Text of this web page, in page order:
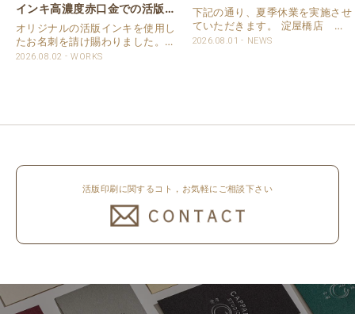
インキ高濃度赤口金での活版名
刺
オリジナルの活版インキを使用し
たお名刺を請け賜わりました。
用紙は新バフン紙Nのきぬを使用
2026.08.02 WORKS
下記の通り、夏季休業を実施させ
ていただきます。 淀屋橋店 通
常営業いたします。 奈良店 8月
2026.08.01 NEWS
活版印刷に関するコト，お気軽にご相談下さい